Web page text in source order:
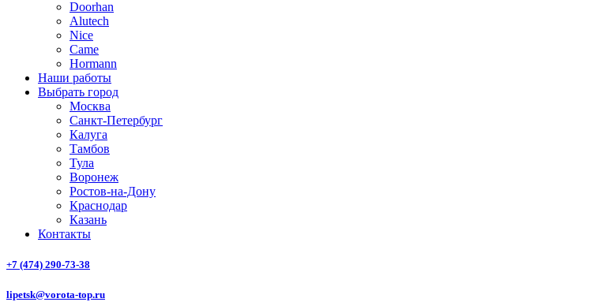
Doorhan
Alutech
Nice
Came
Hormann
Наши работы
Выбрать город
Москва
Санкт-Петербург
Калуга
Тамбов
Тула
Воронеж
Ростов-на-Дону
Краснодар
Казань
Контакты
+7 (474) 290-73-38
lipetsk@vorota-top.ru